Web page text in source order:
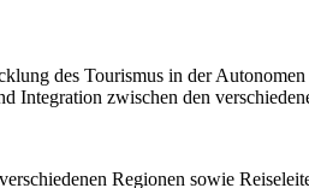
des Tourismus in der
Integration zwischen den
Regionen sowie